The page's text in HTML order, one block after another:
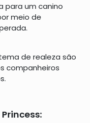
para um canino
meio de
de realeza são
companheiros